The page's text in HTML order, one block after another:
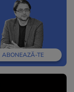
ABONEAZĂ-TE